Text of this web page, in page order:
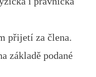
přijetí za člena.
základě podané